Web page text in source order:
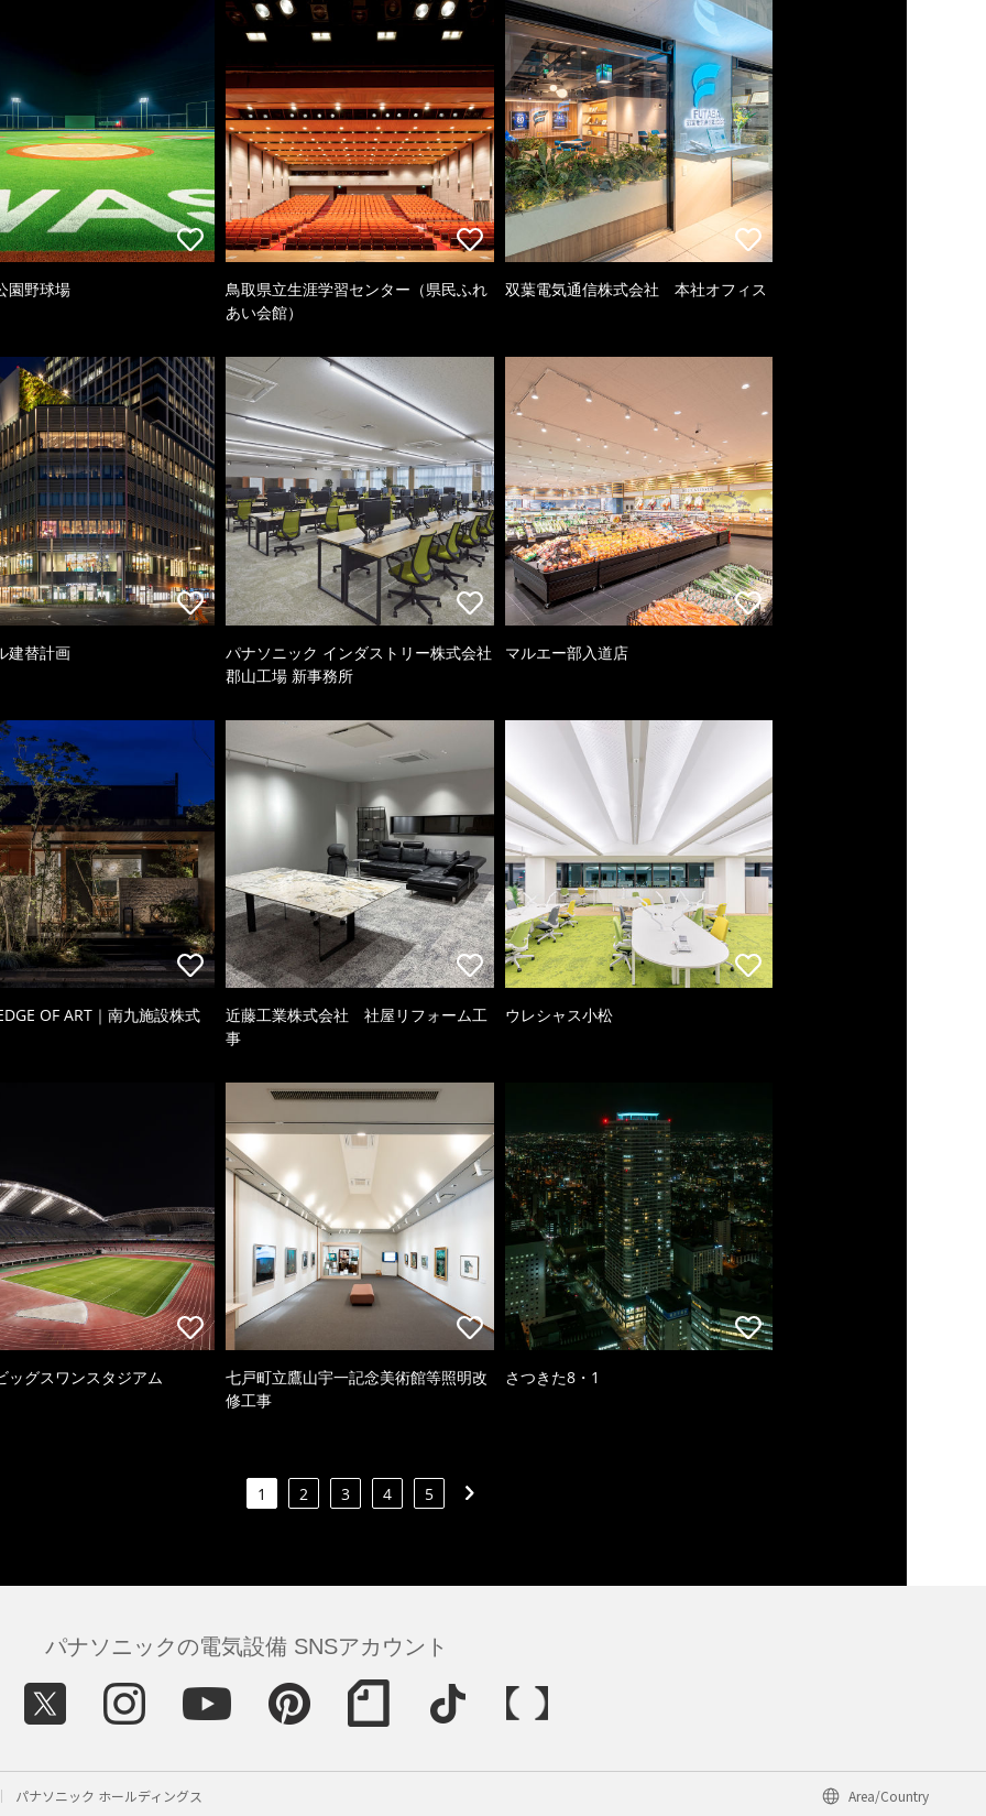
園野球場
鳥取県立生涯学習センター（県民ふれ
あい会館）
双葉電気通信株式会社 本社オフィス
建替計画
パナソニック インダストリー株式会社
郡山工場 新事務所
マルエー部入道店
OF ART｜南九施設株式
近藤工業株式会社 社屋リフォーム工
事
ウレシャス小松
ッグスワンスタジアム
七戸町立鷹山宇一記念美術館等照明改
修工事
さつきた8・1
1 2 3 4 5
パナソニックの電気設備 SNSアカウント
パナソニック ホールディングス Area/Country